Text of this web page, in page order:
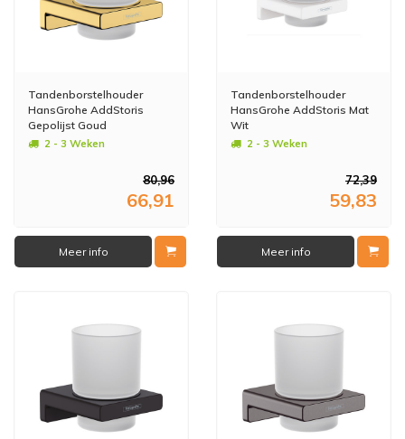
Tandenborstelhouder
HansGrohe AddStoris
Gepolijst Goud
2 - 3 Weken
80,96
66,91
Meer info
Tandenborstelhouder
HansGrohe AddStoris Mat
Wit
2 - 3 Weken
72,39
59,83
Meer info